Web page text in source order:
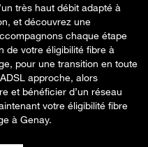
très haut débit adapté à
et découvrez une
chaque étape
de votre éligibilité fibre à
pour une transition en toute
approche, alors
et bénéficier d’un réseau
votre éligibilité fibre
à Genay.